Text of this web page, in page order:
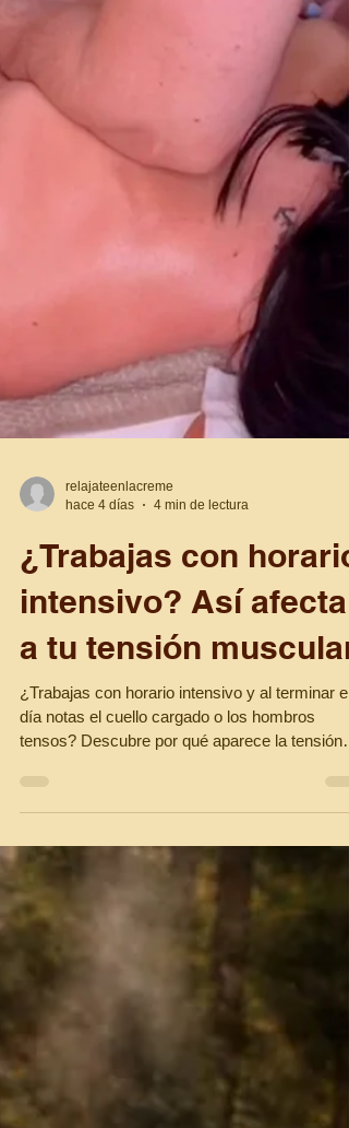
hace 4 días
4 min de lectura
¿Trabajas con horario
intensivo? Así afecta
a tu tensión muscular
¿Trabajas con horario intensivo y al terminar el
muscular, cómo reconocer las primeras
descontracturante puede ayudarte a recuperar
bienestar.